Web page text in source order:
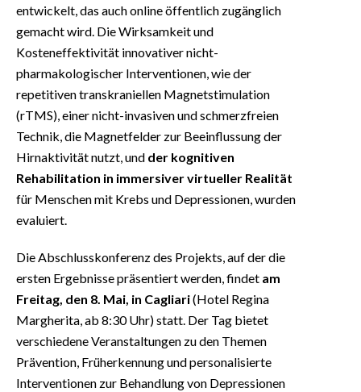
entwickelt, das auch online öffentlich zugänglich
gemacht wird. Die Wirksamkeit und
Kosteneffektivität innovativer nicht-
pharmakologischer Interventionen, wie der
repetitiven transkraniellen Magnetstimulation
(rTMS), einer nicht-invasiven und schmerzfreien
Technik, die Magnetfelder zur Beeinflussung der
Hirnaktivität nutzt, und der kognitiven
Rehabilitation in immersiver virtueller Realität
für Menschen mit Krebs und Depressionen, wurden
evaluiert.
Die Abschlusskonferenz des Projekts, auf der die
ersten Ergebnisse präsentiert werden, findet am
Freitag, den 8. Mai, in Cagliari(Hotel Regina
Margherita, ab 8:30 Uhr) statt. Der Tag bietet
verschiedene Veranstaltungen zu den Themen
Prävention, Früherkennung und personalisierte
Interventionen zur Behandlung von Depressionen